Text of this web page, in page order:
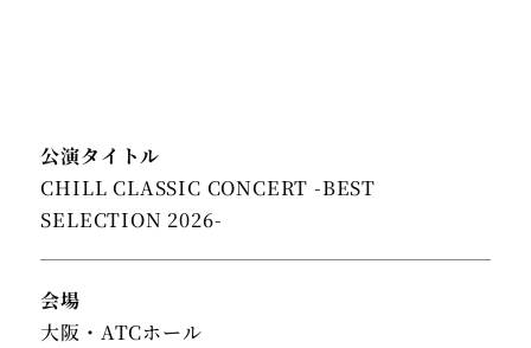
公演タイトル
CHILL CLASSIC CONCERT -BEST
SELECTION 2026-
会場
大阪・ATCホール